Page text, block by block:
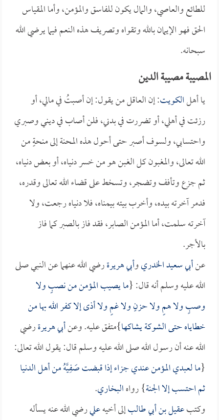
للطائع والعاصي، والمال يكون للفاسق والمؤمن، وأما المقياس
الحق فهو الإيمان بالله وتقواه وتصريف هذه النعم فيما يرضي الله
سبحانه.
المصيبة مصيبة الدين
يا أهلالكويت: إن العاقل من يقول: إن أصبتُ في مالي، أو
رزئت في أهلي، أو تضررت في بدني، فلن أصاب في ديني وصبري
واحتسابي، ولسوف أصبر حتى أحول هذه المحنة إلى منحةٍ من
الله تعالى، والمغبون كل الغبن هو من خسر دنياه، أو بعض دنياه،
ثم جزع وتأفف وتضجر، وتسخط على قضاء الله تعالى وقدره،
فدمر آخرته بيده، وأخرب بيته بيمناه، فلا دنياه رجعت، ولا
آخرته سلمت، أما المؤمن الصابر، فقد فاز بالصبر كما فاز
بالأجر.
عنأبي سعيد الخدريوأبي هريرةرضي الله عنهما عن النبي صلى
الله عليه وسلم أنه قال: {ما يصيب المؤمن من نصبٍ ولا
وصبٍ ولا همٍ ولا حزنٍ ولا غمٍ ولا أذى إلا كفر الله بها من
خطاياه حتى الشوكة يشاكها}متفق عليه. وعنأبي هريرةرضي
الله عنه أن رسول الله صلى الله عليه وسلم قال: يقول الله تعالى:
{ما لعبدي المؤمن عندي جزاء إذا قبضت صَفِيَّهُ من أهل الدنيا
ثم احتسب إلا الجنة} رواهالبخاري.
وكتبعقيل بن أبي طالبإلى أخيهعليرضي الله عنه يسأله